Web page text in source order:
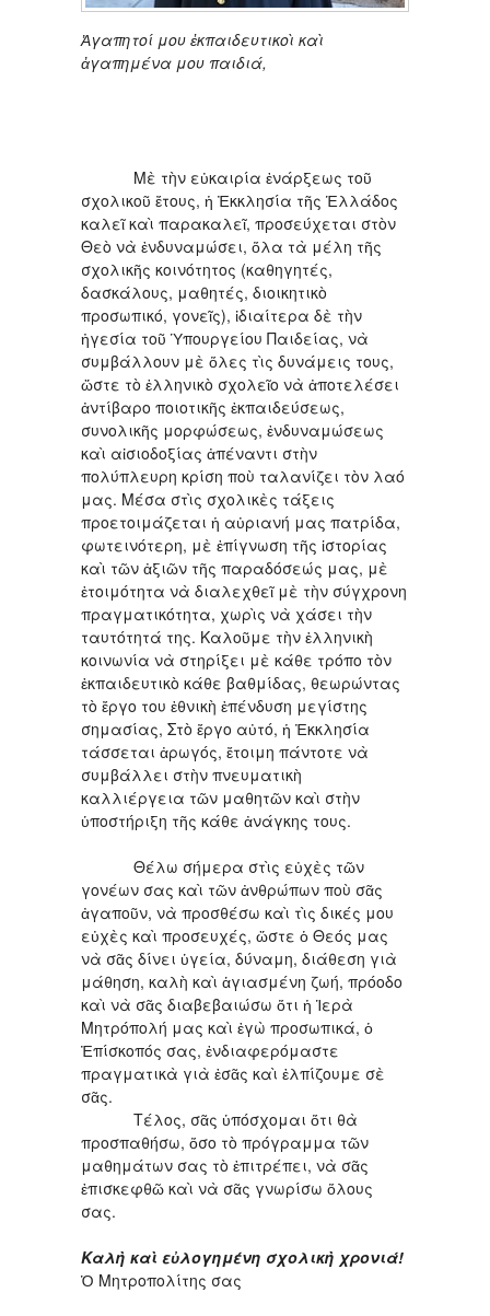
Ἀγαπητοί μου ἐκπαιδευτικοὶ καὶ
ἀγαπημένα μου παιδιά,
Μὲ τὴν εὐκαιρία ἐνάρξεως τοῦ
σχολικοῦ ἔτους, ἡ Ἐκκλησία τῆς Ἑλλάδος
καλεῖ καὶ παρακαλεῖ, προσεύχεται στὸν
Θεὸ νὰ ἐνδυναμώσει, ὅλα τὰ μέλη τῆς
σχολικῆς κοινότητος (καθηγητές,
δασκάλους, μαθητές, διοικητικὸ
προσωπικό, γονεῖς), ἰδιαίτερα δὲ τὴν
ἠγεσία τοῦ Ὑπουργείου Παιδείας, νὰ
συμβάλλουν μὲ ὅλες τὶς δυνάμεις τους,
ὥστε τὸ ἑλληνικὸ σχολεῖο νὰ ἀποτελέσει
ἀντίβαρο ποιοτικῆς ἐκπαιδεύσεως,
συνολικῆς μορφώσεως, ἐνδυναμώσεως
καὶ αἰσιοδοξίας ἀπέναντι στὴν
πολύπλευρη κρίση ποὺ ταλανίζει τὸν λαό
μας. Μέσα στὶς σχολικὲς τάξεις
προετοιμάζεται ἡ αὐριανή μας πατρίδα,
φωτεινότερη, μὲ ἐπίγνωση τῆς ἱστορίας
καὶ τῶν ἀξιῶν τῆς παραδόσεώς μας, μὲ
ἐτοιμότητα νὰ διαλεχθεῖ μὲ τὴν σύγχρονη
πραγματικότητα, χωρὶς νὰ χάσει τὴν
ταυτότητά της. Καλοῦμε τὴν ἑλληνικὴ
κοινωνία νὰ στηρίξει μὲ κάθε τρόπο τὸν
ἐκπαιδευτικὸ κάθε βαθμίδας, θεωρώντας
τὸ ἔργο του ἐθνικὴ ἐπένδυση μεγίστης
σημασίας, Στὸ ἔργο αὐτό, ἡ Ἐκκλησία
τάσσεται ἀρωγός, ἔτοιμη πάντοτε νὰ
συμβάλλει στὴν πνευματικὴ
καλλιέργεια τῶν μαθητῶν καὶ στὴν
ὑποστήριξη τῆς κάθε ἀνάγκης τους.
Θέλω σήμερα στὶς εὐχὲς τῶν
γονέων σας καὶ τῶν ἀνθρώπων ποὺ σᾶς
ἀγαποῦν, νὰ προσθέσω καὶ τὶς δικές μου
εὐχὲς καὶ προσευχές, ὥστε ὁ Θεός μας
νὰ σᾶς δίνει ὑγεία, δύναμη, διάθεση γιὰ
μάθηση, καλὴ καὶ ἁγιασμένη ζωή, πρόοδο
καὶ νὰ σᾶς διαβεβαιώσω ὅτι ἡ Ἱερὰ
Μητρόπολή μας καὶ ἐγὼ προσωπικά, ὁ
Ἐπίσκοπός σας, ἐνδιαφερόμαστε
πραγματικὰ γιὰ ἐσᾶς καὶ ἐλπίζουμε σὲ
σᾶς.
Τέλος, σᾶς ὑπόσχομαι ὅτι θὰ
προσπαθήσω, ὅσο τὸ πρόγραμμα τῶν
μαθημάτων σας τὸ ἐπιτρέπει, νὰ σᾶς
ἐπισκεφθῶ καὶ νὰ σᾶς γνωρίσω ὅλους
σας.
Καλὴ καὶ εὐλογημένη σχολικὴ χρονιά!
Ὁ Μητροπολίτης σας